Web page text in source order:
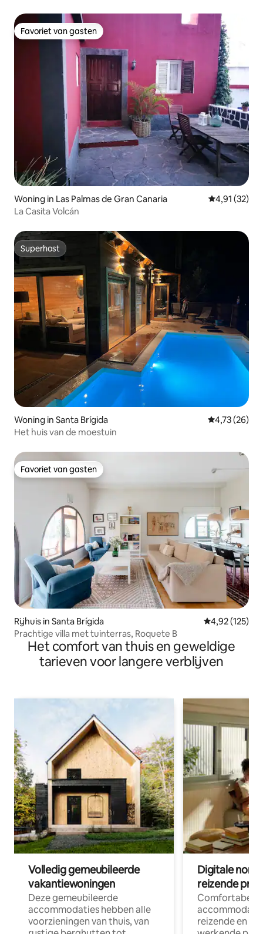
Favoriet van gasten
Favoriet van gasten
Woning in Las Palmas de Gran Canaria Gemiddelde
4,91 (32)
La Casita Volcán
Superhost
Superhost
Woning in Santa Brígida Gemiddelde
4,73 (26)
Het huis van de moestuin
Favoriet van gasten
Favoriet van gasten
Rijhuis in Santa Brígida Gemiddelde
4,92 (125)
Prachtige villa met tuinterras, Roquete B
Het comfort van thuis en geweldige
tarieven voor langere verblijven
Volledig gemeubileerde
vakantiewoningen
Deze gemeubileerde
accommodaties hebben alle
voorzieningen van thuis, van
Digitale
reizende
Comfortabele
reizende en